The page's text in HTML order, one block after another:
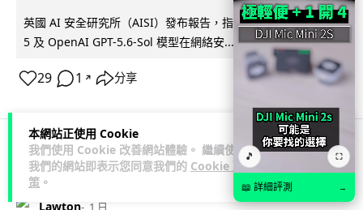
本網站正使用 Cookie
我們使用 Cookie 改善網站體驗。 繼續使用
我們的網站即表示您同意我們的 Cookie 政
策 。
英國 AI 安全研究所（AISI）發布報告，指 Anthropic Mythos
5 及 OpenAI GPT-5.6-Sol 模型在網絡安... 閱讀全文
29 1 ↗ 分享
科技娛樂 生活科技 旅遊
Lawton 1 日
🎵 ⛶
📖 詳細評測 →